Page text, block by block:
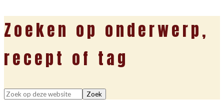
Zoeken op onderwerp,
recept of tag
Zoek